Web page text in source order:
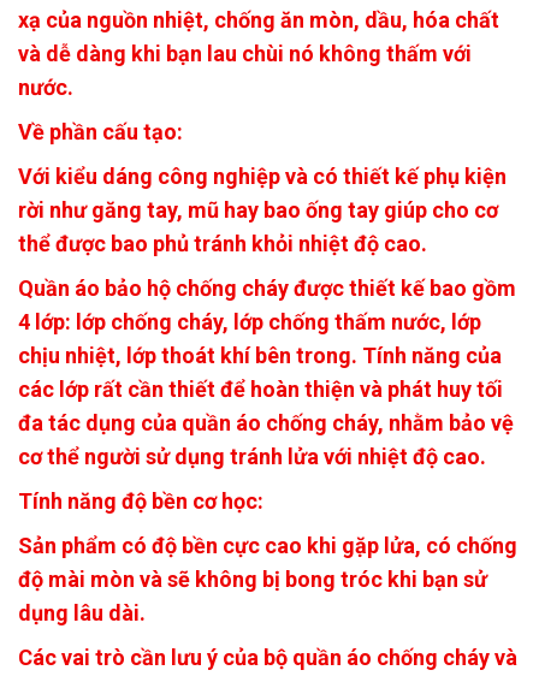
xạ của nguồn nhiệt, chống ăn mòn, dầu, hóa chất
và dễ dàng khi bạn lau chùi nó không thấm với
nước.
Về phần cấu tạo:
Với kiểu dáng công nghiệp và có thiết kế phụ kiện
rời như găng tay, mũ hay bao ống tay giúp cho cơ
thể được bao phủ tránh khỏi nhiệt độ cao.
Quần áo bảo hộ chống cháy được thiết kế bao gồm
4 lớp: lớp chống cháy, lớp chống thấm nước, lớp
chịu nhiệt, lớp thoát khí bên trong. Tính năng của
các lớp rất cần thiết để hoàn thiện và phát huy tối
đa tác dụng của quần áo chống cháy, nhằm bảo vệ
cơ thể người sử dụng tránh lửa với nhiệt độ cao.
Tính năng độ bền cơ học:
Sản phẩm có độ bền cực cao khi gặp lửa, có chống
độ mài mòn và sẽ không bị bong tróc khi bạn sử
dụng lâu dài.
Các vai trò cần lưu ý của bộ quần áo chống cháy và